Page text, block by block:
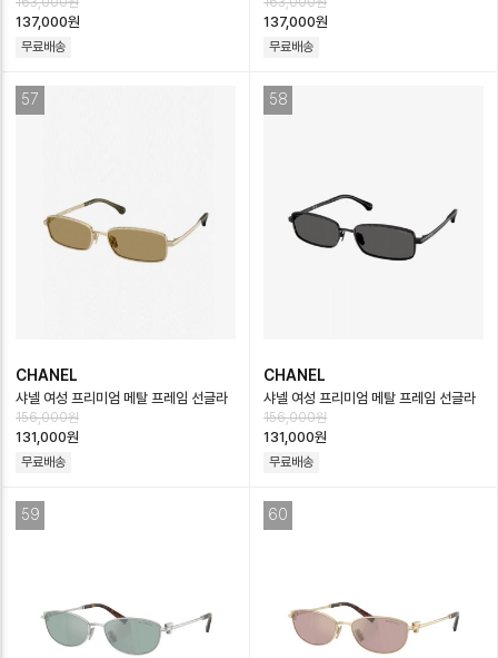
라스 - Bvlgari Womens Premium
M…
137,000원
무료배송
라스 - Bvlgari Womens Premium
M…
137,000원
무료배송
57
CHANEL
샤넬 여성 프리미엄 메탈 프레임 선글라
스 - Chanel Womens Premium
Met…
156,000원
131,000원
무료배송
58
CHANEL
샤넬 여성 프리미엄 메탈 프레임 선글라
스 - Chanel Womens Premium
Met…
156,000원
131,000원
무료배송
59 60